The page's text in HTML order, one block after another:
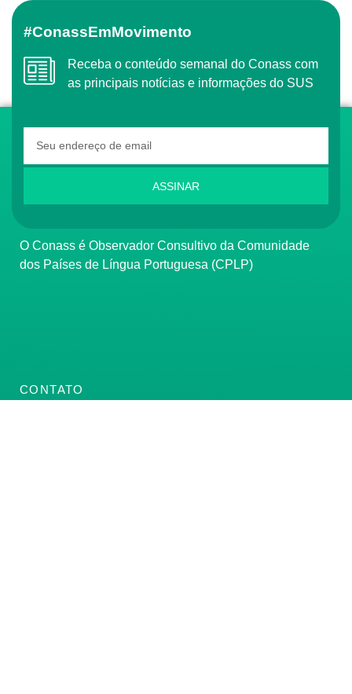
#ConassEmMovimento
Receba o conteúdo semanal do Conass com
as principais notícias e informações do SUS
ASSINAR
O Conass é Observador Consultivo da Comunidade
dos Países de Língua Portuguesa (CPLP)
CONTATO